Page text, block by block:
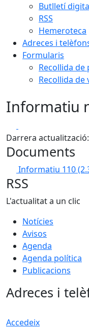
Butlletí
RSS
Hemeroteca
Adreces i
Formularis
Recollida de
Recollida de
Informatiu
Darrera
Documents
Informatiu 110
RSS
L'actualitat a un clic
Notícies
Avisos
Agenda
Agenda política
Publicacions
Adreces i
Accedeix